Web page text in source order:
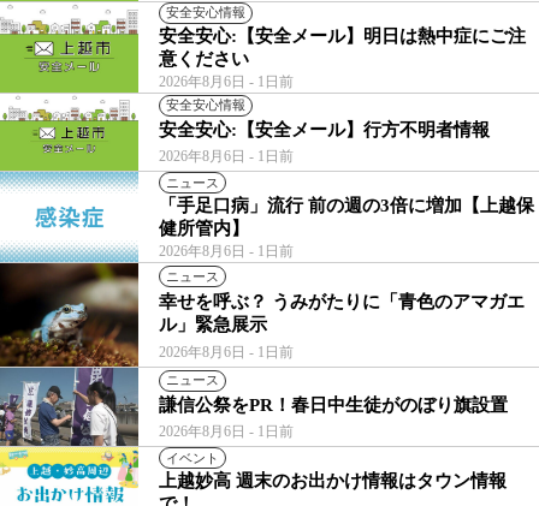
安全安心情報
2026年8月6日 - 1日前
安全安心:【安全メール】明日は熱中症にご注
意ください
安全安心情報
2026年8月6日 - 1日前
安全安心:【安全メール】行方不明者情報
ニュース
2026年8月6日 - 1日前
「手足口病」流行 前の週の3倍に増加【上越保
健所管内】
ニュース
2026年8月6日 - 1日前
幸せを呼ぶ？ うみがたりに「青色のアマガエ
ル」緊急展示
ニュース
2026年8月6日 - 1日前
謙信公祭をPR！春日中生徒がのぼり旗設置
イベント
上越妙高 週末のお出かけ情報はタウン情報